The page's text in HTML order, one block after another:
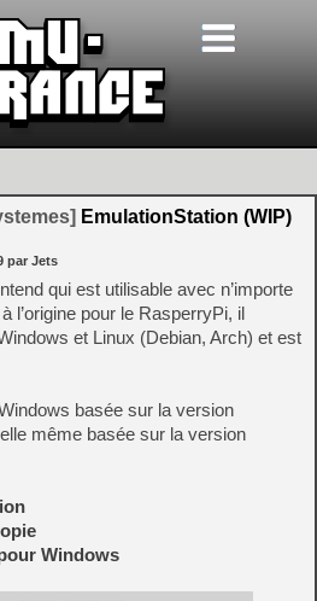
EmulationStation (WIP)
par Jets
qui est utilisable avec n’importe
l’origine pour le RasperryPi, il
et Linux (Debian, Arch) et est
basée sur la version
même basée sur la version
Windows